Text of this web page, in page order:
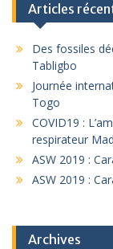
Articles
Des fossiles
Tabligbo
Journée
Togo
COVID19 :
respirateur
ASW 2019 :
ASW 2019 :
Archives